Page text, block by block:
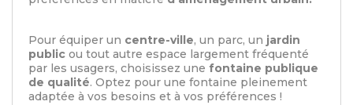
Pour équiper un centre-ville, un parc, un jardin
public ou tout autre espace largement fréquenté
par les usagers, choisissez une fontaine publique
de qualité. Optez pour une fontaine pleinement
adaptée à vos besoins et à vos préférences !